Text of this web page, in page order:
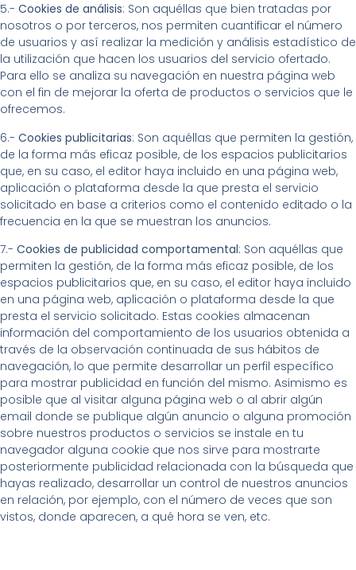
5.- Cookies de análisis: Son aquéllas que bien tratadas por
nosotros o por terceros, nos permiten cuantificar el número
de usuarios y así realizar la medición y análisis estadístico de
la utilización que hacen los usuarios del servicio ofertado.
Para ello se analiza su navegación en nuestra página web
con el fin de mejorar la oferta de productos o servicios que le
ofrecemos.
6.- Cookies publicitarias: Son aquéllas que permiten la gestión,
de la forma más eficaz posible, de los espacios publicitarios
que, en su caso, el editor haya incluido en una página web,
aplicación o plataforma desde la que presta el servicio
solicitado en base a criterios como el contenido editado o la
frecuencia en la que se muestran los anuncios.
7.- Cookies de publicidad comportamental: Son aquéllas que
permiten la gestión, de la forma más eficaz posible, de los
espacios publicitarios que, en su caso, el editor haya incluido
en una página web, aplicación o plataforma desde la que
presta el servicio solicitado. Estas cookies almacenan
información del comportamiento de los usuarios obtenida a
través de la observación continuada de sus hábitos de
navegación, lo que permite desarrollar un perfil específico
para mostrar publicidad en función del mismo. Asimismo es
posible que al visitar alguna página web o al abrir algún
email donde se publique algún anuncio o alguna promoción
sobre nuestros productos o servicios se instale en tu
navegador alguna cookie que nos sirve para mostrarte
posteriormente publicidad relacionada con la búsqueda que
hayas realizado, desarrollar un control de nuestros anuncios
en relación, por ejemplo, con el número de veces que son
vistos, donde aparecen, a qué hora se ven, etc.